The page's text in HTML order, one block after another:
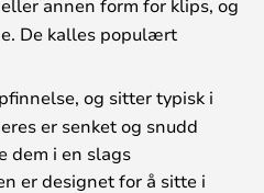
De kalles populært
og sitter typisk i
er senket og snudd
dem i en slags
er designet for å sitte i